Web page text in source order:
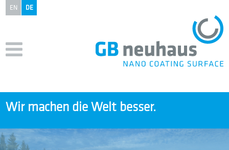
EN DE
Wir machen dieWelt besser.